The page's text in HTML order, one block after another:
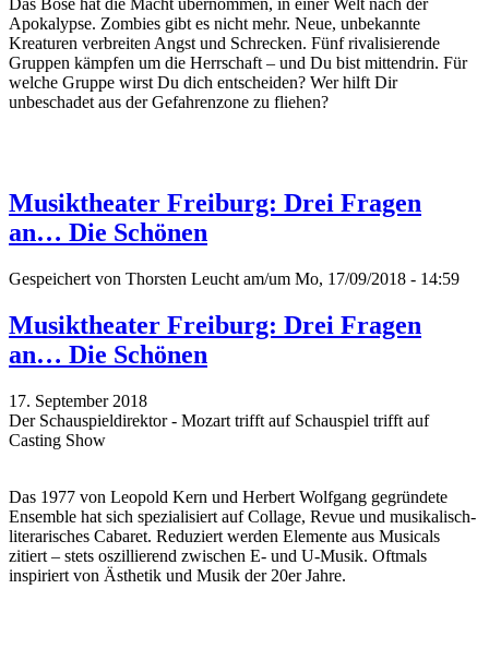
Das Böse hat die Macht übernommen, in einer Welt nach der
Apokalypse. Zombies gibt es nicht mehr. Neue, unbekannte
Kreaturen verbreiten Angst und Schrecken. Fünf rivalisierende
Gruppen kämpfen um die Herrschaft – und Du bist mittendrin. Für
welche Gruppe wirst Du dich entscheiden? Wer hilft Dir
unbeschadet aus der Gefahrenzone zu fliehen?
Musiktheater Freiburg: Drei Fragen
an… Die Schönen
Gespeichert von Thorsten Leucht am/um Mo, 17/09/2018 - 14:59
Musiktheater Freiburg: Drei Fragen
an… Die Schönen
17. September 2018
Der Schauspieldirektor - Mozart trifft auf Schauspiel trifft auf
Casting Show
Das 1977 von Leopold Kern und Herbert Wolfgang gegründete
Ensemble hat sich spezialisiert auf Collage, Revue und musikalisch-
literarisches Cabaret. Reduziert werden Elemente aus Musicals
zitiert – stets oszillierend zwischen E- und U-Musik. Oftmals
inspiriert von Ästhetik und Musik der 20er Jahre.